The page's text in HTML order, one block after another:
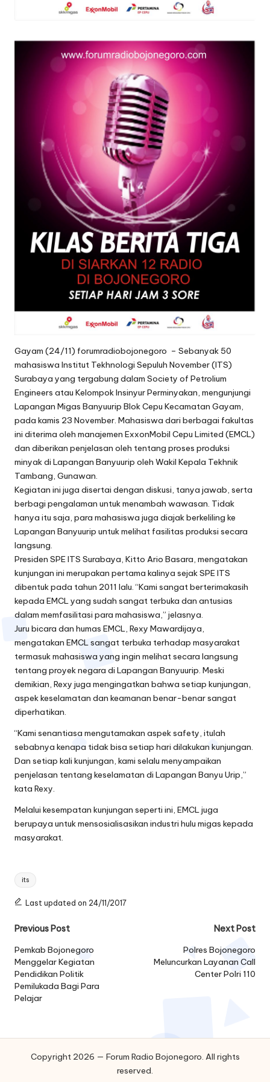
Gayam (24/11) forumradiobojonegoro – Sebanyak 50
mahasiswa Institut Tekhnologi Sepuluh November (ITS)
Surabaya yang tergabung dalam Society of Petrolium
Engineers atau Kelompok Insinyur Perminyakan, mengunjungi
Lapangan Migas Banyuurip Blok Cepu Kecamatan Gayam,
pada kamis 23 November. Mahasiswa dari berbagai fakultas
ini diterima oleh manajemen ExxonMobil Cepu Limited (EMCL)
dan diberikan penjelasan oleh tentang proses produksi
minyak di Lapangan Banyuurip oleh Wakil Kepala Tekhnik
Tambang, Gunawan.
Kegiatan ini juga disertai dengan diskusi, tanya jawab, serta
berbagi pengalaman untuk menambah wawasan. Tidak
hanya itu saja, para mahasiswa juga diajak berkeliling ke
Lapangan Banyuurip untuk melihat fasilitas produksi secara
langsung.
Presiden SPE ITS Surabaya, Kitto Ario Basara, mengatakan
kunjungan ini merupakan pertama kalinya sejak SPE ITS
dibentuk pada tahun 2011 lalu. “Kami sangat berterimakasih
kepada EMCL yang sudah sangat terbuka dan antusias
dalam memfasilitasi para mahasiswa,” jelasnya.
Juru bicara dan humas EMCL, Rexy Mawardijaya,
mengatakan EMCL sangat terbuka terhadap masyarakat
termasuk mahasiswa yang ingin melihat secara langsung
tentang proyek negara di Lapangan Banyuurip. Meski
demikian, Rexy juga mengingatkan bahwa setiap kunjungan,
aspek keselamatan dan keamanan benar-benar sangat
diperhatikan.
“Kami senantiasa mengutamakan aspek safety, itulah
sebabnya kenapa tidak bisa setiap hari dilakukan kunjungan.
Dan setiap kali kunjungan, kami selalu menyampaikan
penjelasan tentang keselamatan di Lapangan Banyu Urip,”
kata Rexy.
Melalui kesempatan kunjungan seperti ini, EMCL juga
berupaya untuk mensosialisasikan industri hulu migas kepada
masyarakat.
Tags:
its
Last updated on 24/11/2017
Post
navigation
Previous Post
Pemkab Bojonegoro
Menggelar Kegiatan
Pendidikan Politik
Pemilukada Bagi Para
Pelajar
Next Post
​Polres Bojonegoro
Meluncurkan Layanan Call
Center Polri 110
Copyright 2026 — Forum Radio Bojonegoro. All rights
reserved.